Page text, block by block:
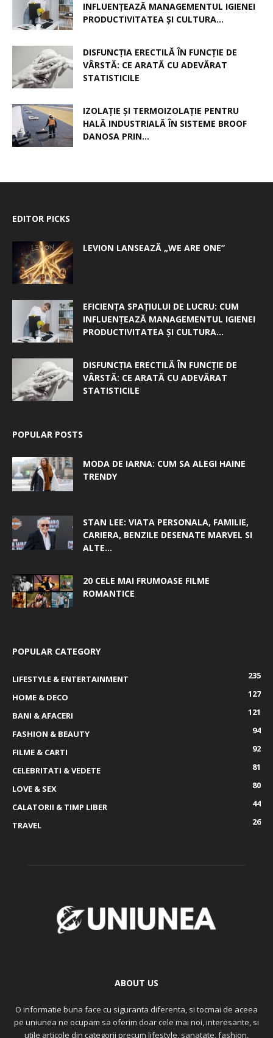
INFLUENȚEAZĂ MANAGEMENTUL IGIENEI
PRODUCTIVITATEA ȘI CULTURA...
DISFUNCȚIA ERECTILĂ ÎN FUNCȚIE DE
VÂRSTĂ: CE ARATĂ CU ADEVĂRAT
STATISTICILE
IZOLAȚIE ȘI TERMOIZOLAȚIE PENTRU
HALĂ INDUSTRIALĂ ÎN SISTEME BROOF
DANOSA PRIN...
EDITOR PICKS
LEVION LANSEAZĂ „WE ARE ONE”
EFICIENȚA SPAȚIULUI DE LUCRU: CUM
INFLUENȚEAZĂ MANAGEMENTUL IGIENEI
PRODUCTIVITATEA ȘI CULTURA...
DISFUNCȚIA ERECTILĂ ÎN FUNCȚIE DE
VÂRSTĂ: CE ARATĂ CU ADEVĂRAT
STATISTICILE
POPULAR POSTS
MODA DE IARNA: CUM SA ALEGI HAINE
TRENDY
STAN LEE: VIATA PERSONALA, FAMILIE,
CARIERA, BENZILE DESENATE MARVEL SI
ALTE...
20 CELE MAI FRUMOASE FILME
ROMANTICE
POPULAR CATEGORY
LIFESTYLE & ENTERTAINMENT
235
HOME & DECO
127
BANI & AFACERI
121
FASHION & BEAUTY
94
FILME & CARTI
92
CELEBRITATI & VEDETE
81
LOVE & SEX
80
CALATORII & TIMP LIBER
44
TRAVEL
26
ABOUT US
O informatie buna face cu siguranta diferenta, si tocmai de aceea
pe uniunea ne ocupam sa oferim doar cele mai noi, interesante, si
utile articole din categorii precum lifestyle, sanatate, fashion,